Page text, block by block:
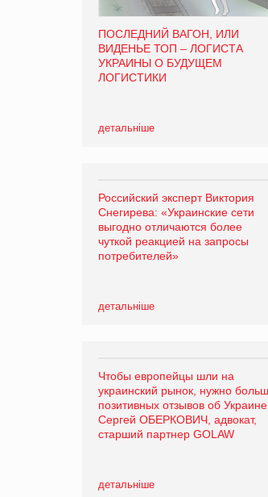
ПОСЛЕДНИЙ ВАГОН, ИЛИ
ВИДЕНЬЕ ТОП – ЛОГИСТА
УКРАИНЫ О БУДУЩЕМ
ЛОГИСТИКИ
детальніше
Российский эксперт Виктория
Снегирева: «Украинские сети
выгодно отличаются более
чуткой реакцией на запросы
потребителей»
детальніше
Чтобы европейцы шли на
украинский рынок, нужно
позитивных отзывов об
Сергей ОБЕРКОВИЧ, адвокат,
старший партнер GOLAW
детальніше